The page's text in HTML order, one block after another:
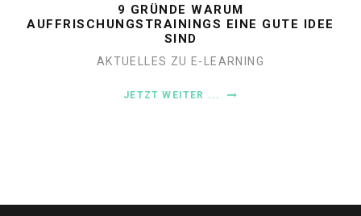
9 GRÜNDE WARUM
AUFFRISCHUNGSTRAININGS EINE GUTE IDEE
SIND
AKTUELLES ZU E-LEARNING
JETZT WEITER ...